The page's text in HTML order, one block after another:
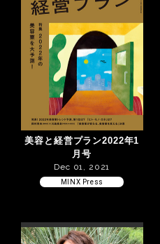
美容と経営プラン2022年1
月号
Dec 01, 2021
MINX Press